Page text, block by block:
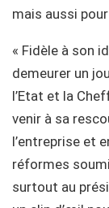
mais aussi
« Fidèle à son
demeurer un
l’Etat et la
venir à sa
l’entreprise et
réformes
surtout au